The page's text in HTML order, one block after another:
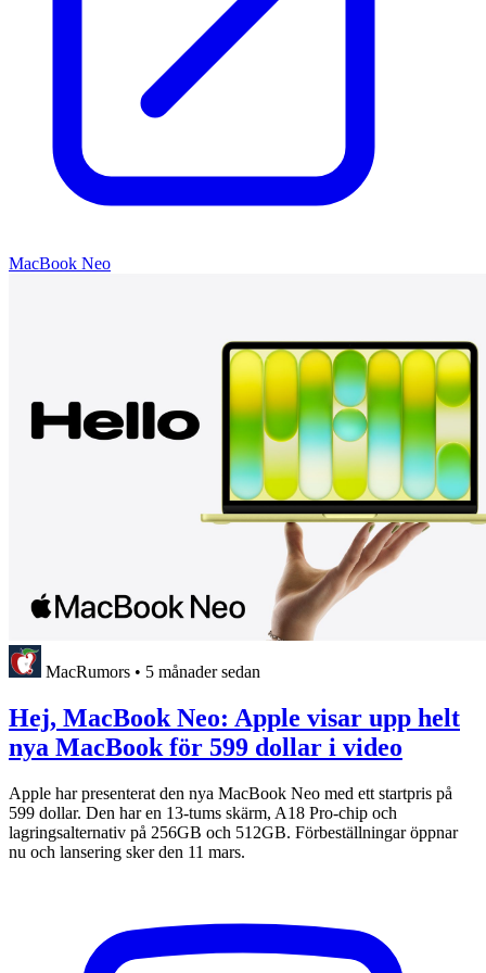
MacBook Neo
MacRumors • 5 månader sedan
Hej, MacBook Neo: Apple visar upp helt
nya MacBook för 599 dollar i video
Apple har presenterat den nya MacBook Neo med ett startpris på
599 dollar. Den har en 13-tums skärm, A18 Pro-chip och
lagringsalternativ på 256GB och 512GB. Förbeställningar öppnar
nu och lansering sker den 11 mars.